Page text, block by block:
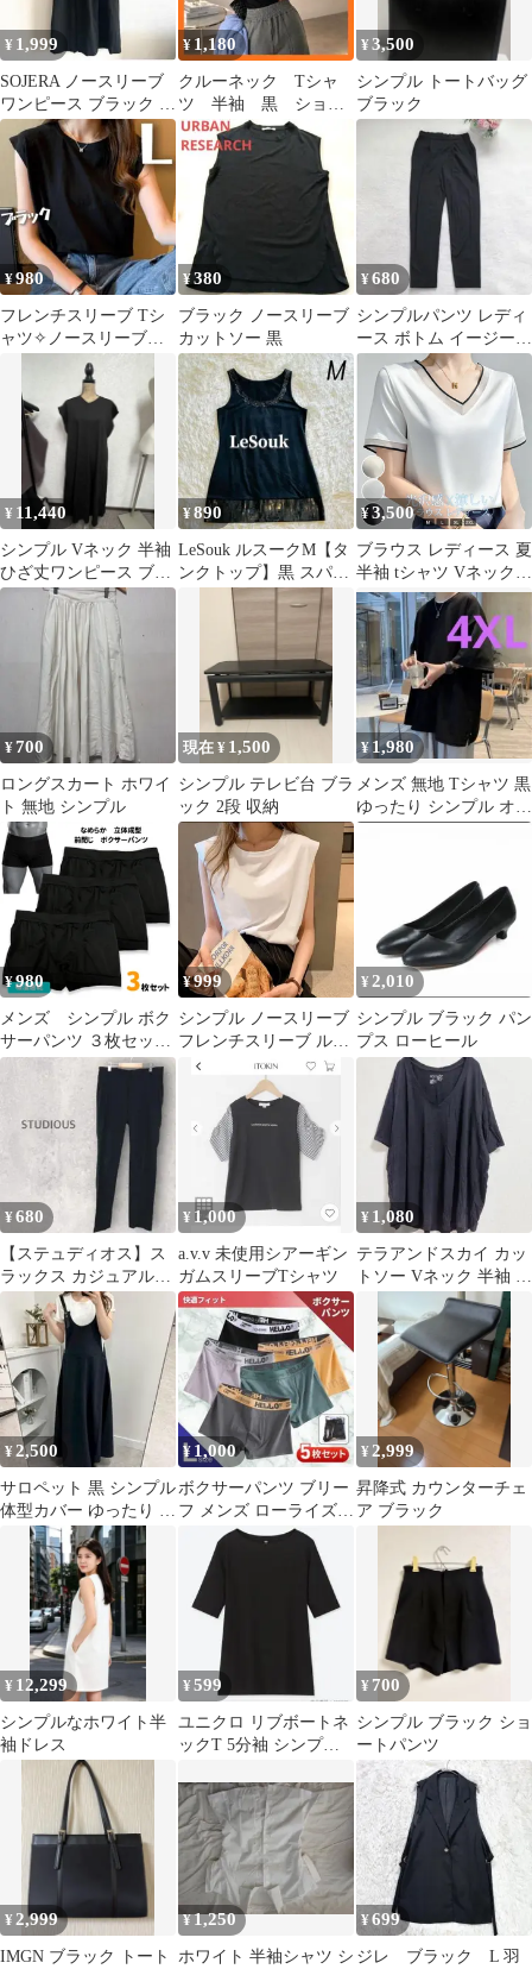
¥ 1,999
SOJERA ノースリーブ
ワンピース ブラック 黒
9AR シンプル きれいめ
¥ 1,180
クルーネック Tシャ
ツ 半袖 黒 ショー
ト丈 無地 韓国風
夏コーデ シンプル
¥3,500
シンプル トートバッグ
ブラック
¥980
フレンチスリーブ Tシ
ャツ✧ノースリーブ✧
半袖✧シンプル✧夏✧ブ
ラック 黒✧L
¥380
ブラック ノースリーブ
カットソー 黒
¥680
シンプルパンツ レディ
ース ボトム イージーパ
ンツ カジュアル ベーシ
ック 無地
¥ 11,440
シンプル Vネック 半袖
ひざ丈ワンピース ブラ
ック
¥890
LeSouk ルスークM【タ
ンクトップ】黒 スパン
コール シンプル無地
¥3,500
ブラウス レディース 夏
半袖 tシャツ Vネック
トップス 薄手 涼しい
快適 無地 おしゃれ き
れいめ OL 通勤 大人 透
ける ゆったり 着痩せ
光沢感 異素材 シンプル
カジュアル エレガント
夏服 部屋着
¥700
ロングスカート ホワイ
ト 無地 シンプル
現在 ¥ 1,500
シンプル テレビ台 ブラ
ック 2段 収納
¥ 1,980
メンズ 無地 Tシャツ 黒
ゆったり シンプル オー
¥980
メンズ シンプル ボク
サーパンツ ３枚セッ
ト 吸湿速乾 なめら
かストレッチ 送料無料
¥999
シンプル ノースリーブ
フレンチスリーブ ルー
ズ Tシャツ 韓国
¥ 2,010
シンプル ブラック パン
プス ローヒール
¥680
【ステュディオス】ス
ラックス カジュアルパ
ンツ シンプルボトムス
オフィス
¥ 1,000
a.v.v 未使用シアーギン
ガムスリーブTシャツ
¥ 1,080
テラアンドスカイ カッ
トソー Vネック 半袖 黒
シンプル 【4L～5L】
¥2,500
サロペット 黒 シンプル
体型カバー ゆったり 大
人カジュアル TE310
¥ 1,000
ボクサーパンツ ブリー
フ メンズ ローライズ L
5枚セット シンプル 下
¥ 2,999
昇降式 カウンターチェ
ア ブラック
¥ 12,299
シンプルなホワイト半
袖ドレス
¥599
ユニクロ リブボートネ
ックT 5分袖 シンプル
¥ 700
シンプル ブラック ショ
ートパンツ
¥ 2,999
IMGN ブラック トート
¥1,250
ホワイト 半袖シャツ シ
¥699
ジレ ブラック L 羽